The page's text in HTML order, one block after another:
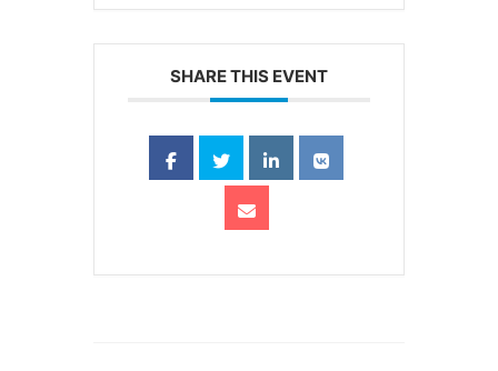
SHARE THIS EVENT